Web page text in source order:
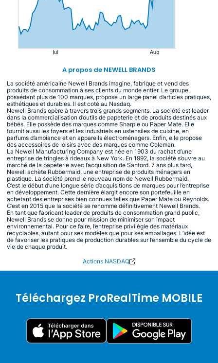
A propos de NEWELL BRANDS
La société américaine Newell Brands imagine, fabrique et vend des
produits de consommation à ses clients du monde entier. Le groupe,
possédant plus de 100 marques, propose un large panel d’articles pratiques,
esthétiques et durables. Il est coté au Nasdaq.
Newell Brands opère à travers trois grands segments. La société est leader
dans la commercialisation d’outils de papeterie et de produits destinés aux
bébés. Elle possède des marques comme Sharpie ou Paper Mate. Elle
fournit aussi les foyers et les industriels en ustensiles de cuisine, en
parfums d’ambiance et en appareils électroménagers. Enfin, elle propose
des accessoires de loisirs avec des marques comme Coleman.
La Newell Manufacturing Company est née en 1903 du rachat d’une
entreprise de tringles à rideaux à New York. En 1992, la société s’ouvre au
marché de la papeterie avec l’acquisition de Sanford. 7 ans plus tard,
Newell achète Rubbermaid, une entreprise de produits ménagers en
plastique. La société prend le nouveau nom de Newell Rubbermaid.
C’est le début d’une longue série d’acquisitions de marques pour l’entreprise
en développement. Cette dernière élargit encore son portefeuille en
achetant des entreprises bien connues telles que Paper Mate ou Reynolds.
C’est en 2015 que la société se renomme définitivement Newell Brands.
En tant que fabricant leader de produits de consommation grand public,
Newell Brands se donne pour mission de minimiser son impact
environnemental. Pour ce faire, l’entreprise privilégie des matériaux
recyclables, autant pour ses modèles que pour ses emballages. L’idée est
de favoriser les pratiques de production durables sur l’ensemble du cycle de
vie de chaque produit.
Actions NASDAQ
Téléchargez ProRealTime MOBILE